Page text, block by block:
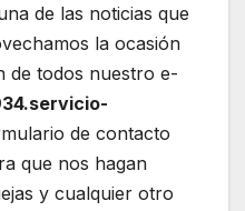
de las noticias que
la ocasión
de todos nuestro e-
de contacto
que nos hagan
y cualquier otro